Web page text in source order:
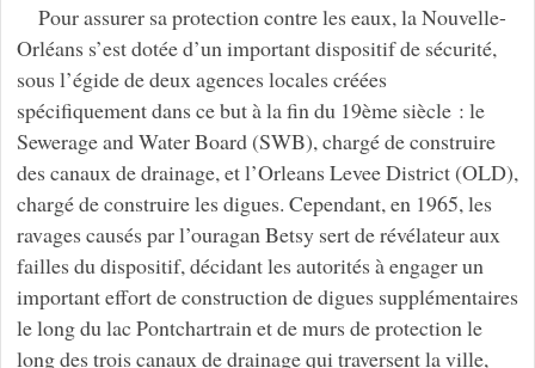
Pour assurer sa protection contre les eaux, la Nouvelle-
Orléans s’est dotée d’un important dispositif de sécurité,
sous l’égide de deux agences locales créées
spécifiquement dans ce but à la fin du 19ème siècle : le
Sewerage and Water Board (SWB), chargé de construire
des canaux de drainage, et l’Orleans Levee District (OLD),
chargé de construire les digues. Cependant, en 1965, les
ravages causés par l’ouragan Betsy sert de révélateur aux
failles du dispositif, décidant les autorités à engager un
important effort de construction de digues supplémentaires
le long du lac Pontchartrain et de murs de protection le
long des trois canaux de drainage qui traversent la ville,